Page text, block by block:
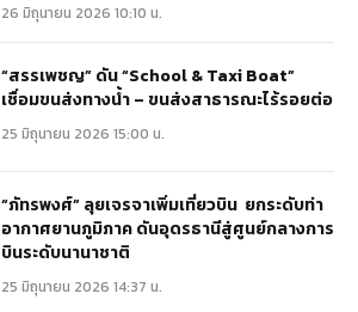
26 มิถุนายน 2026 10:10 น.
“สรรเพชญ” ดัน “School & Taxi Boat”
เชื่อมขนส่งทางน้ำ – ขนส่งสาธารณะไร้รอยต่อ
25 มิถุนายน 2026 15:00 น.
“ภัทรพงศ์” ลุยเจรจาเพิ่มเที่ยวบิน ยกระดับท่า
อากาศยานภูมิภาค ดันอุดรธานีสู่ศูนย์กลางการ
บินระดับนานาชาติ
25 มิถุนายน 2026 14:37 น.